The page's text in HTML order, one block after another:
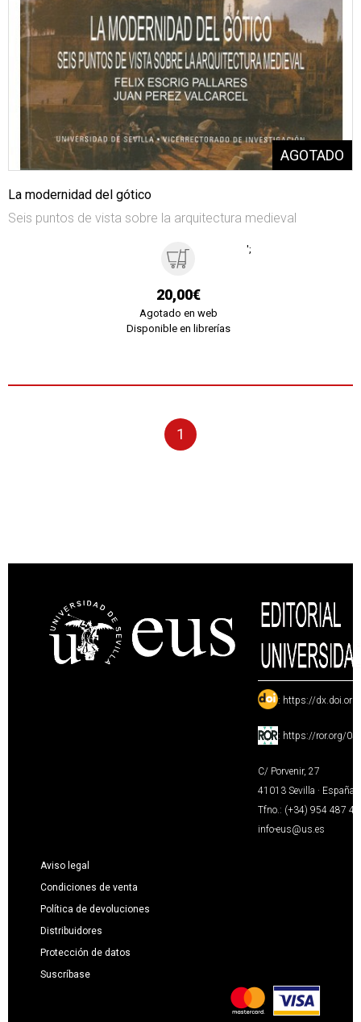
La modernidad del gótico
Seis puntos de vista sobre la arquitectura medieval
20,00€
Agotado en web
Disponible en librerías
';
1
: https://
: https://ror.org/
C/ Porvenir, 27
41013 Sevilla · España
Tfno.: (+34) 954 487
info-eus@us.es
Aviso legal
Condiciones de venta
Política de devoluciones
Distribuidores
Protección de datos
Suscríbase